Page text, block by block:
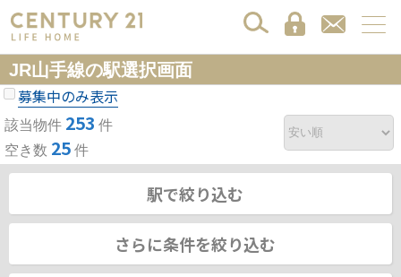
JR山手線の駅選択画面
募集中のみ表示
該当物件 253 件
空き数 25 件
駅で絞り込む
さらに条件を絞り込む